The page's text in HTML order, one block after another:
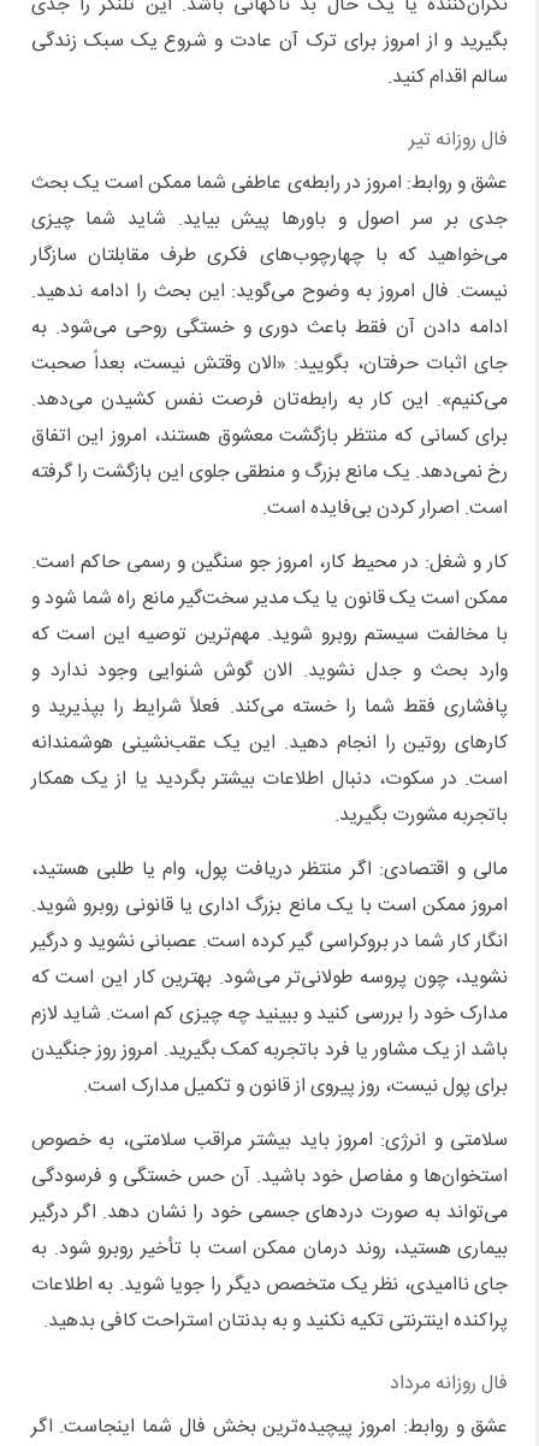
بگیرید و از امروز برای ترک آن عادت و شروع یک سبک زندگی
سالم اقدام کنید.
فال روزانه تیر
عشق و روابط: امروز در رابطه‌ی عاطفی شما ممکن است یک بحث
جدی بر سر اصول و باورها پیش بیاید. شاید شما چیزی
می‌خواهید که با چهارچوب‌های فکری طرف مقابلتان سازگار
نیست. فال امروز به وضوح می‌گوید: این بحث را ادامه ندهید.
ادامه دادن آن فقط باعث دوری و خستگی روحی می‌شود. به
جای اثبات حرفتان، بگویید: «الان وقتش نیست، بعداً صحبت
می‌کنیم». این کار به رابطه‌تان فرصت نفس کشیدن می‌دهد.
برای کسانی که منتظر بازگشت معشوق هستند، امروز این اتفاق
رخ نمی‌دهد. یک مانع بزرگ و منطقی جلوی این بازگشت را گرفته
است. اصرار کردن بی‌فایده است.
کار و شغل: در محیط کار، امروز جو سنگین و رسمی حاکم است.
ممکن است یک قانون یا یک مدیر سخت‌گیر مانع راه شما شود و
با مخالفت سیستم روبرو شوید. مهم‌ترین توصیه این است که
وارد بحث و جدل نشوید. الان گوش شنوایی وجود ندارد و
پافشاری فقط شما را خسته می‌کند. فعلاً شرایط را بپذیرید و
کارهای روتین را انجام دهید. این یک عقب‌نشینی هوشمندانه
است. در سکوت، دنبال اطلاعات بیشتر بگردید یا از یک همکار
باتجربه مشورت بگیرید.
مالی و اقتصادی: اگر منتظر دریافت پول، وام یا طلبی هستید،
امروز ممکن است با یک مانع بزرگ اداری یا قانونی روبرو شوید.
انگار کار شما در بروکراسی گیر کرده است. عصبانی نشوید و درگیر
نشوید، چون پروسه طولانی‌تر می‌شود. بهترین کار این است که
مدارک خود را بررسی کنید و ببینید چه چیزی کم است. شاید لازم
باشد از یک مشاور یا فرد باتجربه کمک بگیرید. امروز روز جنگیدن
برای پول نیست، روز پیروی از قانون و تکمیل مدارک است.
سلامتی و انرژی: امروز باید بیشتر مراقب سلامتی، به خصوص
استخوان‌ها و مفاصل خود باشید. آن حس خستگی و فرسودگی
می‌تواند به صورت دردهای جسمی خود را نشان دهد. اگر درگیر
بیماری هستید، روند درمان ممکن است با تأخیر روبرو شود. به
جای ناامیدی، نظر یک متخصص دیگر را جویا شوید. به اطلاعات
پراکنده اینترنتی تکیه نکنید و به بدنتان استراحت کافی بدهید.
فال روزانه مرداد
عشق و روابط: امروز پیچیده‌ترین بخش فال شما اینجاست. اگر